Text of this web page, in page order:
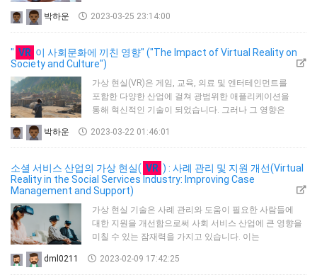
결과와 그것이 개인과 사회 전체에 미치는 영향에 대해
연구합니다.이 기사에서는 VR 몰입도에 대해 설명하고
있습니다.VR은 사용자를 물리적 세계만큼이나 실감나게
느낄 수 있는 가상 환경으로 전송하는 기능을 갖추고
박하운 2023-03-25 23:14:00
" VR 이 사회문화에 끼친 영향" ("The Impact of Virtual Reality on
Society and Culture")
가상 현실(VR)은 게임, 교육, 의료 및 엔터테인먼트를
포함한 다양한 산업에 걸쳐 광범위한 애플리케이션을
통해 혁신적인 기술이 되었습니다. 그러나 그 영향은
기사에서, 우리는 VR이 사회와 문화에 미치는 영향과
긍정적이고 부정적인 영향, 그리고 VR의 잠재적인 미래를
탐구할 것입니다.VR이 사회에 미치는 가장 중요한 영향
중 하나는 사람들이 이전에는 불가능했던 방식으로
디지털 환경과 상호 작용할 수 있는 몰입형 경험을 만드는
능력입니다. 예를 들어, VR 기술은 게이머들에게…
박하운 2023-03-22 01:46:01
소셜 서비스 산업의 가상 현실( VR ) : 사례 관리 및 지원 개선(Virtual
Reality in the Social Services Industry: Improving Case
Management and Support)
가상 현실 기술은 사례 관리와 도움이 필요한 사람들에
대한 지원을 개선함으로써 사회 서비스 산업에 큰 영향을
미칠 수 있는 잠재력을 가지고 있습니다. 이는
효과적이고 공감적인 지원을 제공할 수 있는 VR
dml0211 2023-02-09 17:42:25